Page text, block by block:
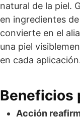
natural de la piel.
en ingredientes
convierte en el
una piel
en cada
Beneficios
Acción